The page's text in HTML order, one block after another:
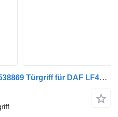
DAF LF180 (01.13-) 5010538869 Türgriff für DAF LF45, LF55, LF180, CF65, CF75, CF85 (2001-) Sattelzugmaschine